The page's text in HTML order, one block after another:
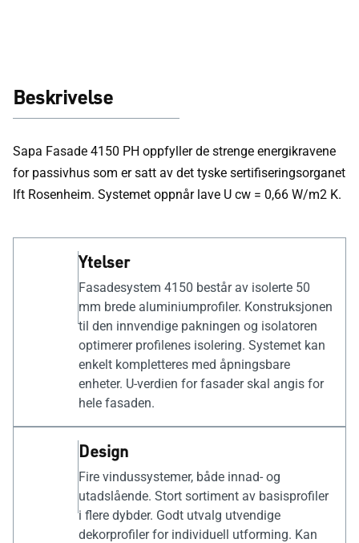
Beskrivelse
Sapa Fasade 4150 PH oppfyller de strenge energikravene
for passivhus som er satt av det tyske sertifiseringsorganet
Ift Rosenheim. Systemet oppnår lave U cw = 0,66 W/m2 K.
Ytelser
Fasadesystem 4150 består av isolerte 50
mm brede aluminiumprofiler. Konstruksjonen
til den innvendige pakningen og isolatoren
optimerer profilenes isolering. Systemet kan
enkelt kompletteres med åpningsbare
enheter. U-verdien for fasader skal angis for
hele fasaden.
Design
Fire vindussystemer, både innad- og
utadslående. Stort sortiment av basisprofiler
i flere dybder. Godt utvalg utvendige
dekorprofiler for individuell utforming. Kan